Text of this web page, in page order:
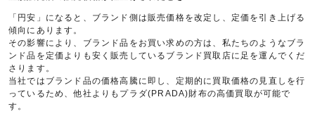
「円安」になると、ブランド側は販売価格を改定し、定価を引き上げる
傾向にあります。
その影響により、ブランド品をお買い求めの方は、私たちのようなブラ
ンド品を定価よりも安く販売しているブランド買取店に足を運んでくだ
さります。
当社ではブランド品の価格高騰に即し、定期的に買取価格の見直しを行
っているため、他社よりもプラダ(PRADA)財布の高価買取が可能で
す。